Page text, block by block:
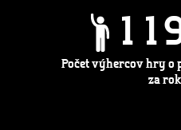
1 1
Počet výhercov hry o
za